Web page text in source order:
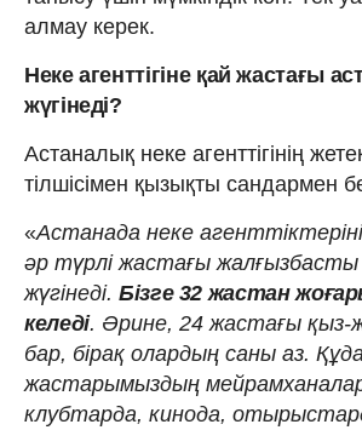
алмау керек.
Неке агенттігіне қай жастағы
жүгінеді?
Астаналық неке агенттігінің
тілшісімен қызықты сандармен
«Астанада неке
әр түрлі жастағы
жүгінеді. Бізге 32 жастан
келеді. Әрине, 24 жастағы қыз-
бар, бірақ олардың саны аз.
жастарымыздың
клубтарда, кинода,